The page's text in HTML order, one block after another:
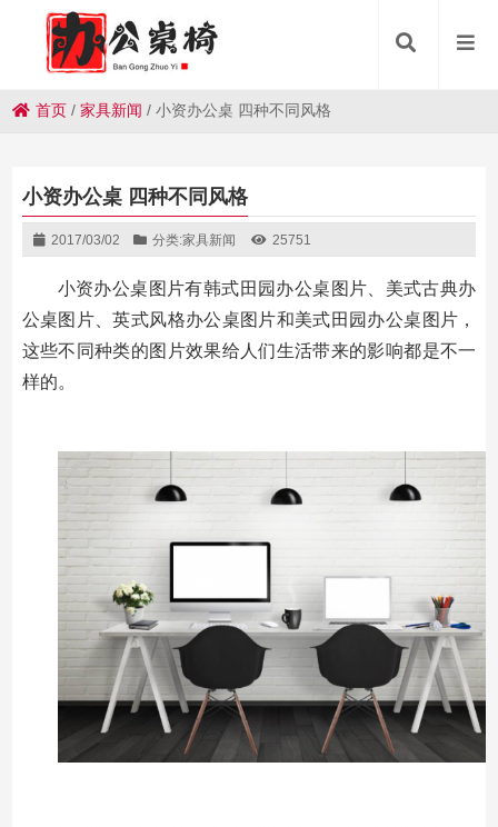
首页 /家具新闻 /小资办公桌 四种不同风格
小资办公桌 四种不同风格
2017/03/02 分类:家具新闻 25751
小资办公桌图片有韩式田园办公桌图片、美式古典办
公桌图片、英式风格办公桌图片和美式田园办公桌图片，
这些不同种类的图片效果给人们生活带来的影响都是不一
样的。